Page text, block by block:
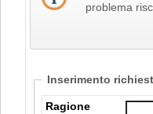
problema
Inserimento
Ragione